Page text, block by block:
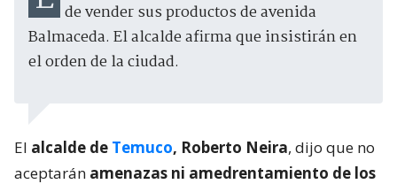
de vender sus productos de avenida
Balmaceda. El alcalde afirma que insistirán en
el orden de la ciudad.
El alcalde de Temuco, Roberto Neira, dijo que no
aceptarán amenazas ni amedrentamiento de los